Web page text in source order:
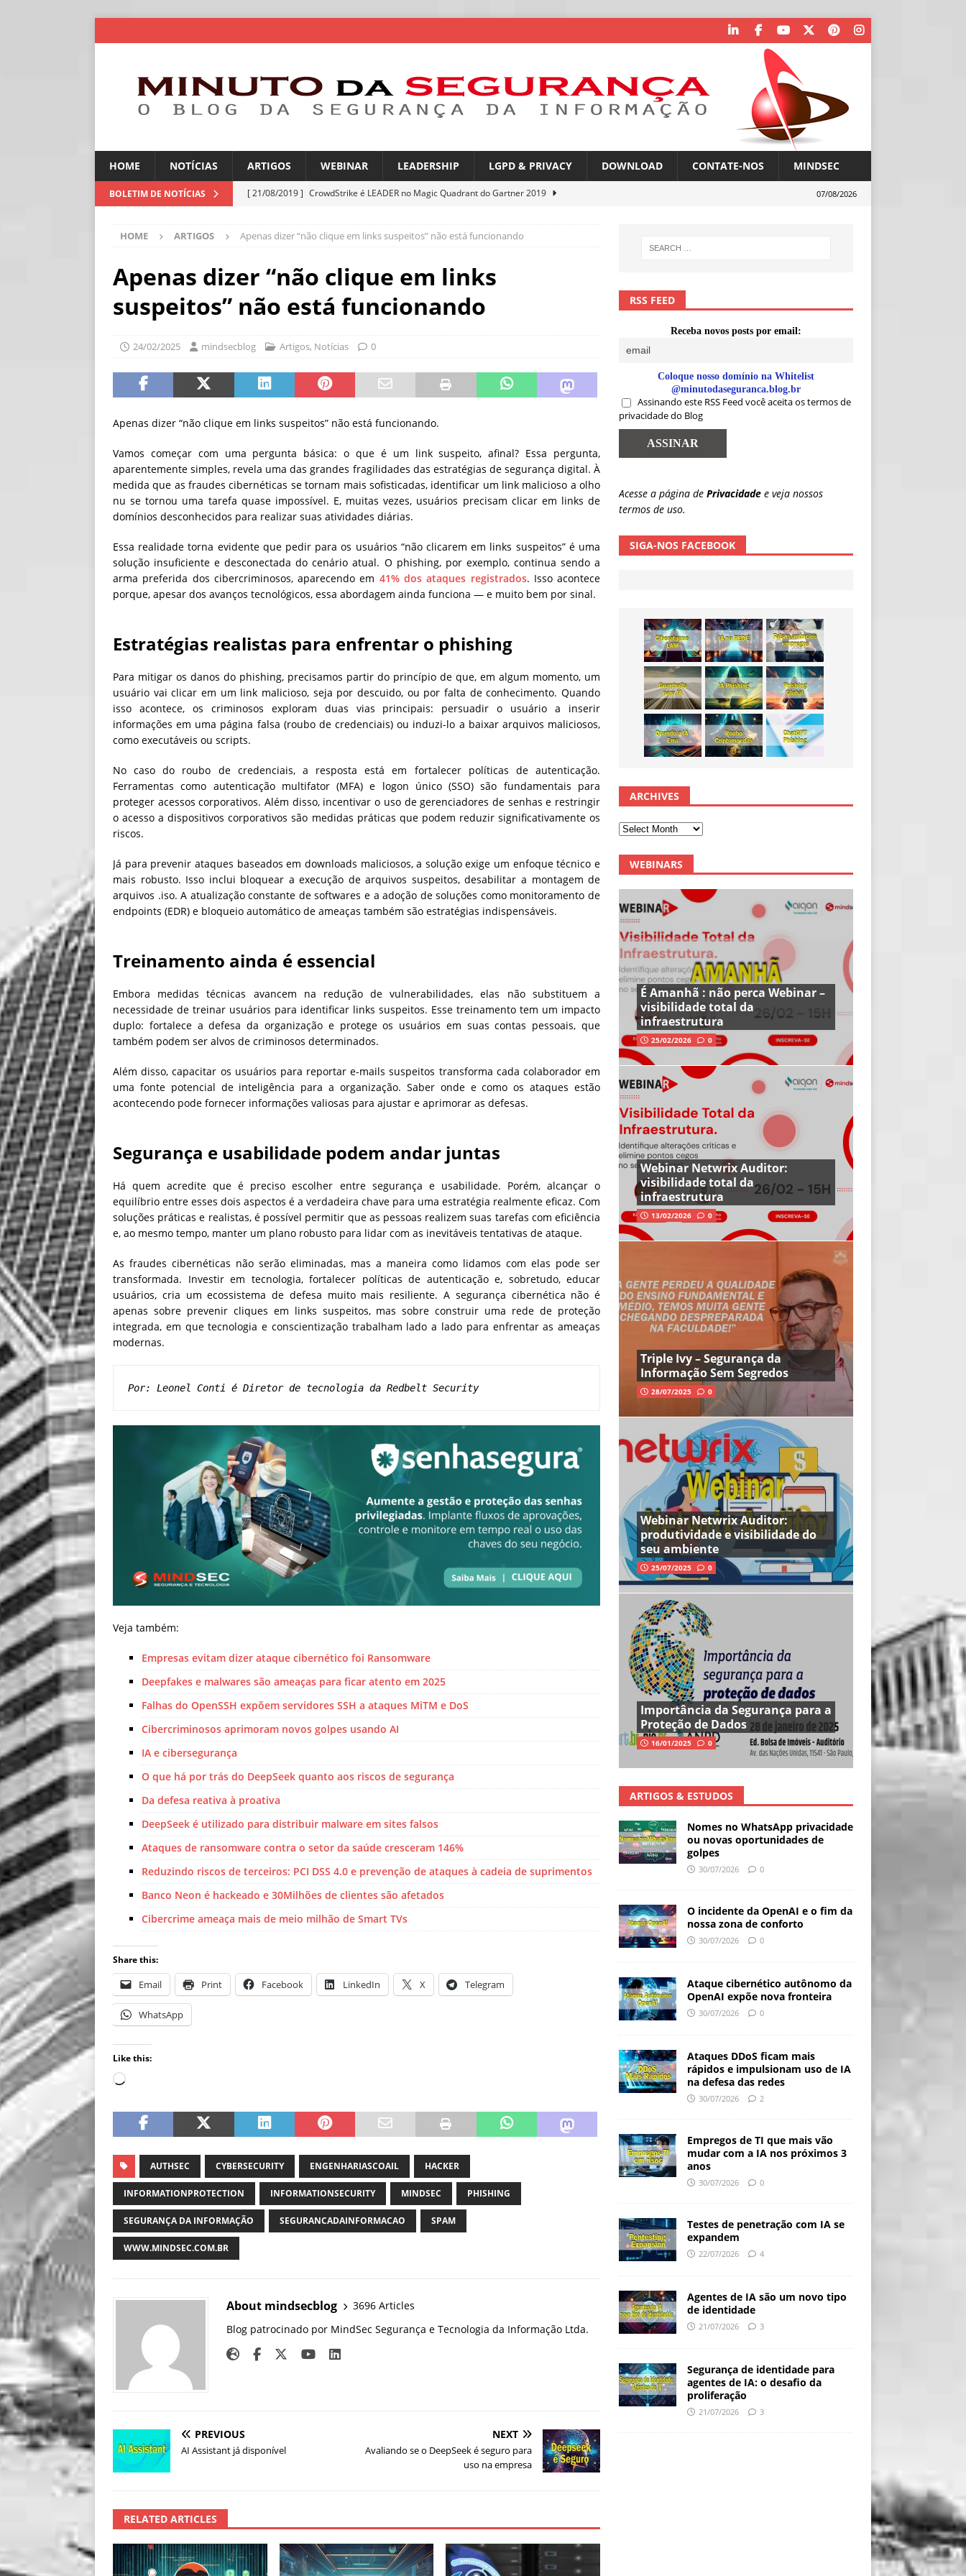
HOME NOTÍCIAS ARTIGOS WEBINAR LEADERSHIP LGPD & PRIVACY DOWNLOAD CONTATE-NOS MINDSEC
BOLETIM DE NOTÍCIAS [ 21/08/2019 ] CrowdStrike é LEADER no Magic Quadrant do Gartner 2019
[ 06/08/2026 ] América Latina é a segunda região mais exposta a ciberameaças
industriais
NOTÍCIAS
IA amplia desafio de segurança e governança nas redes corporativas
NOTÍCIAS
[ 06/08/2026 ]
[ 06/08/2026 ]
Sem guardrails, a autonomia da IA se torna um risco
NOTÍCIAS
07/08/2026
HOME ARTIGOS Apenas dizer “não clique em links suspeitos” não está funcionando
Apenas dizer “não clique em links
suspeitos” não está funcionando
24/02/2025 mindsecblog Artigos, Notícias 0
Apenas dizer “não clique em links suspeitos” não está funcionando.
Vamos começar com uma pergunta básica: o que é um link suspeito, afinal? Essa pergunta,
aparentemente simples, revela uma das grandes fragilidades das estratégias de segurança digital. À
medida que as fraudes cibernéticas se tornam mais sofisticadas, identificar um link malicioso a olho
nu se tornou uma tarefa quase impossível. E, muitas vezes, usuários precisam clicar em links de
domínios desconhecidos para realizar suas atividades diárias.
Essa realidade torna evidente que pedir para os usuários “não clicarem em links suspeitos” é uma
solução insuficiente e desconectada do cenário atual. O phishing, por exemplo, continua sendo a
arma preferida dos cibercriminosos, aparecendo em 41% dos ataques registrados. Isso acontece
porque, apesar dos avanços tecnológicos, essa abordagem ainda funciona — e muito bem por sinal.
Estratégias realistas para enfrentar o phishing
Para mitigar os danos do phishing, precisamos partir do princípio de que, em algum momento, um
usuário vai clicar em um link malicioso, seja por descuido, ou por falta de conhecimento. Quando
isso acontece, os criminosos exploram duas vias principais: persuadir o usuário a inserir
informações em uma página falsa (roubo de credenciais) ou induzi-lo a baixar arquivos maliciosos,
como executáveis ou scripts.
No caso do roubo de credenciais, a resposta está em fortalecer políticas de autenticação.
Ferramentas como autenticação multifator (MFA) e logon único (SSO) são fundamentais para
proteger acessos corporativos. Além disso, incentivar o uso de gerenciadores de senhas e restringir
o acesso a dispositivos corporativos são medidas práticas que podem reduzir significativamente os
riscos.
Já para prevenir ataques baseados em downloads maliciosos, a solução exige um enfoque técnico e
mais robusto. Isso inclui bloquear a execução de arquivos suspeitos, desabilitar a montagem de
arquivos .iso. A atualização constante de softwares e a adoção de soluções como monitoramento de
endpoints (EDR) e bloqueio automático de ameaças também são estratégias indispensáveis.
Treinamento ainda é essencial
Embora medidas técnicas avancem na redução de vulnerabilidades, elas não substituem a
necessidade de treinar usuários para identificar links suspeitos. Esse treinamento tem um impacto
duplo: fortalece a defesa da organização e protege os usuários em suas contas pessoais, que
também podem ser alvos de criminosos determinados.
Além disso, capacitar os usuários para reportar e-mails suspeitos transforma cada colaborador em
uma fonte potencial de inteligência para a organização. Saber onde e como os ataques estão
acontecendo pode fornecer informações valiosas para ajustar e aprimorar as defesas.
Segurança e usabilidade podem andar juntas
Há quem acredite que é preciso escolher entre segurança e usabilidade. Porém, alcançar o
equilíbrio entre esses dois aspectos é a verdadeira chave para uma estratégia realmente eficaz. Com
soluções práticas e realistas, é possível permitir que as pessoas realizem suas tarefas com eficiência
e, ao mesmo tempo, manter um plano robusto para lidar com as inevitáveis tentativas de ataque.
As fraudes cibernéticas não serão eliminadas, mas a maneira como lidamos com elas pode ser
transformada. Investir em tecnologia, fortalecer políticas de autenticação e, sobretudo, educar
usuários, cria um ecossistema de defesa muito mais resiliente. A segurança cibernética não é
apenas sobre prevenir cliques em links suspeitos, mas sobre construir uma rede de proteção
integrada, em que tecnologia e conscientização trabalham lado a lado para enfrentar as ameaças
modernas.
Por: Leonel Conti é Diretor de tecnologia da Redbelt Security
Veja também:
Empresas evitam dizer ataque cibernético foi Ransomware
Deepfakes e malwares são ameaças para ficar atento em 2025
Falhas do OpenSSH expõem servidores SSH a ataques MiTM e DoS
Cibercriminosos aprimoram novos golpes usando AI
IA e cibersegurança
O que há por trás do DeepSeek quanto aos riscos de segurança
Da defesa reativa à proativa
DeepSeek é utilizado para distribuir malware em sites falsos
Ataques de ransomware contra o setor da saúde cresceram 146%
Reduzindo riscos de terceiros: PCI DSS 4.0 e prevenção de ataques à cadeia de suprimentos
Banco Neon é hackeado e 30Milhões de clientes são afetados
Cibercrime ameaça mais de meio milhão de Smart TVs
Share this:
Email Print Facebook LinkedIn X Telegram
WhatsApp
Like this:
AUTHSEC CYBERSECURITY ENGENHARIASCOAIL HACKER
INFORMATIONPROTECTION INFORMATIONSECURITY MINDSEC PHISHING
SEGURANÇA DA INFORMAÇÃO SEGURANCADAINFORMACAO SPAM
WWW.MINDSEC.COM.BR
About mindsecblog
3696 Articles
Blog patrocinado por MindSec Segurança e Tecnologia da Informação Ltda.
PREVIOUS
AI Assistant já disponível
NEXT
Avaliando se o DeepSeek é seguro para
uso na empresa
RELATED ARTICLES
RSS FEED
Receba novos posts por email:
Coloque nosso domínio na Whitelist
@minutodaseguranca.blog.br
Assinando este RSS Feed você aceita os termos de
privacidade do Blog
Acesse a página de Privacidade e veja nossos
termos de uso.
SIGA-NOS FACEBOOK
ARCHIVES
WEBINARS
É Amanhã : não perca Webinar –
visibilidade total da
infraestrutura
25/02/2026 0
Webinar Netwrix Auditor:
visibilidade total da
infraestrutura
13/02/2026 0
Triple Ivy – Segurança da
Informação Sem Segredos
28/07/2025 0
Webinar Netwrix Auditor:
produtividade e visibilidade do
seu ambiente
25/07/2025 0
Importância da Segurança para a
Proteção de Dados
16/01/2025 0
ARTIGOS & ESTUDOS
Nomes no WhatsApp privacidade
ou novas oportunidades de
golpes
30/07/2026 0
O incidente da OpenAI e o fim da
nossa zona de conforto
30/07/2026 0
Ataque cibernético autônomo da
OpenAI expõe nova fronteira
30/07/2026 0
Ataques DDoS ficam mais
rápidos e impulsionam uso de IA
na defesa das redes
30/07/2026 2
Empregos de TI que mais vão
mudar com a IA nos próximos 3
anos
30/07/2026 0
Testes de penetração com IA se
expandem
22/07/2026 4
Agentes de IA são um novo tipo
de identidade
21/07/2026 3
Segurança de identidade para
agentes de IA: o desafio da
proliferação
21/07/2026 3